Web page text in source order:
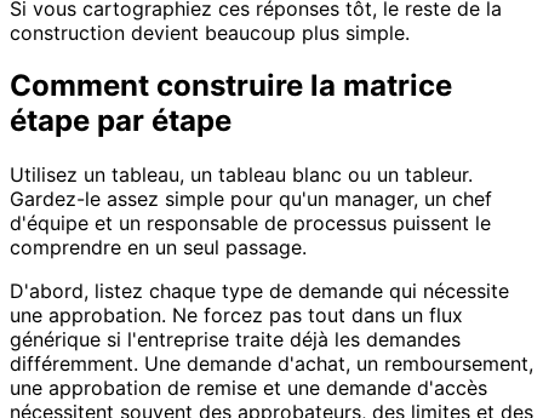
Si vous cartographiez ces réponses tôt, le reste de la
construction devient beaucoup plus simple.
Comment construire la matrice
étape par étape
Utilisez un tableau, un tableau blanc ou un tableur.
Gardez-le assez simple pour qu'un manager, un chef
d'équipe et un responsable de processus puissent le
comprendre en un seul passage.
D'abord, listez chaque type de demande qui nécessite
une approbation. Ne forcez pas tout dans un flux
générique si l'entreprise traite déjà les demandes
différemment. Une demande d'achat, un remboursement,
une approbation de remise et une demande d'accès
nécessitent souvent des approbateurs, des limites et des